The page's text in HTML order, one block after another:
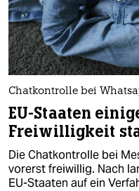
Chatkontrolle bei
EU-Staaten
Freiwilligkeit
Die Chatkontrolle bei
vorerst freiwillig. Nach
EU-Staaten auf ein